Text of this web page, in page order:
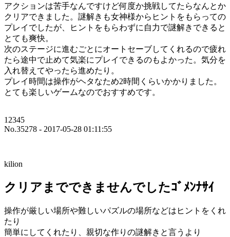
アクションは苦手なんですけど何度か挑戦してたらなんとか
クリアできました。謎解きも女神様からヒントをもらっての
プレイでしたが、ヒントをもらわずに自力で謎解きできると
とても爽快。
次のステージに進むごとにオートセーブしてくれるので疲れ
たら途中で止めて気楽にプレイできるのもよかった。気分を
入れ替えてやったら進めたり。
プレイ時間は操作がヘタなため2時間くらいかかりました。
とても楽しいゲームなのでおすすめです。
12345
No.35278 - 2017-05-28 01:11:55
kilion
クリアまでできませんでしたｺﾞﾒﾝﾅｻｲ
操作が厳しい場所や難しいパズルの場所などはヒントをくれ
たり
簡単にしてくれたり、親切な作りの謎解きと言うより